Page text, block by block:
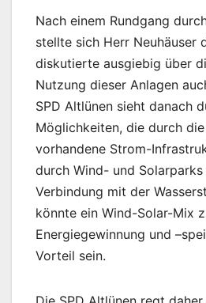
Nach einem Rundgang
stellte sich Herr Neuhäuser
diskutierte ausgiebig über
Nutzung dieser Anlagen
SPD Altlünen sieht danach
Möglichkeiten, die durch
vorhandene Strom-
durch Wind- und
Verbindung mit der
könnte ein Wind-Solar-Mix
Energiegewinnung und
Vorteil sein.